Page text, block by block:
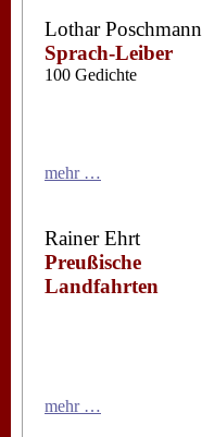
Lothar Poschmann
Sprach-Leiber
100 Gedichte
mehr …
Rainer Ehrt
Preußische
Landfahrten
mehr …